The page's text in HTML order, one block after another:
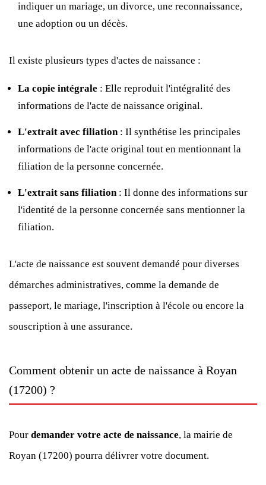
indiquer un mariage, un divorce, une reconnaissance,
une adoption ou un décès.
Il existe plusieurs types d'actes de naissance :
La copie intégrale : Elle reproduit l'intégralité des
informations de l'acte de naissance original.
L'extrait avec filiation: Il synthétise les principales
informations de l'acte original tout en mentionnant la
filiation de la personne concernée.
L'extrait sans filiation: Il donne des informations sur
l'identité de la personne concernée sans mentionner la
filiation.
L'acte de naissance est souvent demandé pour diverses
démarches administratives, comme la demande de
passeport, le mariage, l'inscription à l'école ou encore la
souscription à une assurance.
Comment obtenir un acte de naissance à Royan
(17200) ?
Pour demander votre acte de naissance, la mairie de
Royan (17200) pourra délivrer votre document.